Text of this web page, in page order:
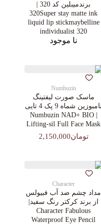
برندمیبلین کد 320 |
320Super stay matte ink
liquid lip stickmaybelline
individualist 320
نا موجود
Numbuzin
ماسک صورت لیفتینگ
نامبوزین شماه 9 پک 4 تایی
| Numbuzin NAD+ BIO
Lifting-sil Full Face Mask
تومان2,150,000
Character
مداد چشم ضد آب فبیولس
از برند کرکتر رنگ سفید|
Character Fabulous
Waterproof Eye Pencil